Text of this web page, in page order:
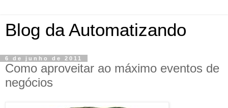
Blog da Automatizando
6 de junho de 2011
Como aproveitar ao máximo eventos de
negócios